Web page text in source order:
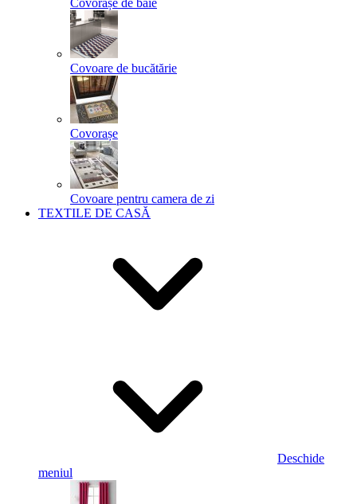
Covorașe de baie
Covoare de bucătărie
Covorașe
Covoare pentru camera de zi
TEXTILE DE CASĂ
Deschide
meniul